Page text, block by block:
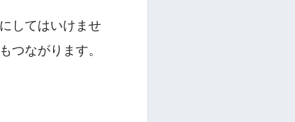
してはいけませ
つながります。